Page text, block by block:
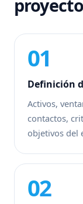
01
Definición
Activos,
contactos,
objetivos del
02